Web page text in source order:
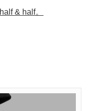
half & half。